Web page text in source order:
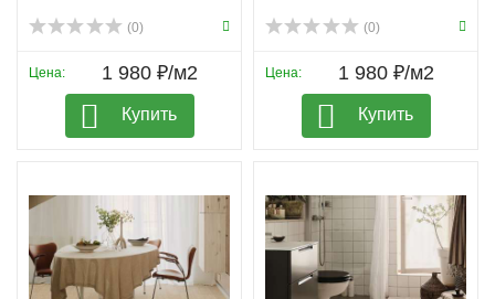
(0)
Цена: 1 980 ₽/м2
Купить
(0)
Цена: 1 980 ₽/м2
Купить